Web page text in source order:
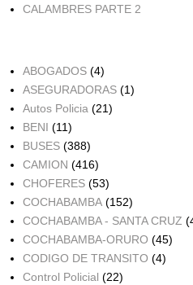
CALAMBRES PARTE 2
ABOGADOS (4)
ASEGURADORAS (1)
Autos Policia (21)
BENI (11)
BUSES (388)
CAMION (416)
CHOFERES (53)
COCHABAMBA (152)
COCHABAMBA - SANTA CRUZ
COCHABAMBA-ORURO (45)
CODIGO DE TRANSITO (4)
Control Policial (22)